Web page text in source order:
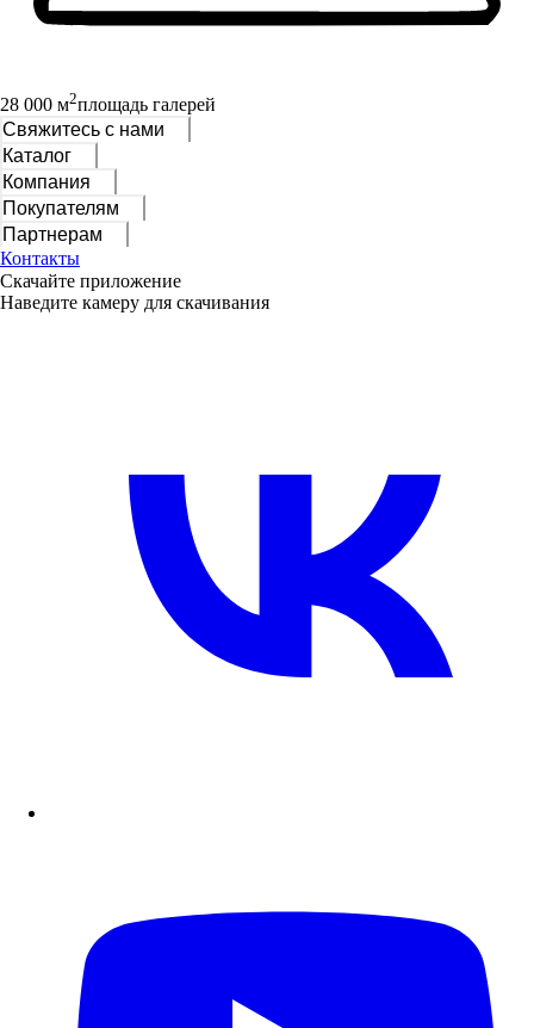
28 000 м2площадь галерей
Свяжитесь с нами
Каталог
Компания
Покупателям
Партнерам
Контакты
Скачайте приложение
Наведите камеру для скачивания